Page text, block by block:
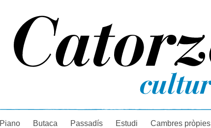
Cercador
Piano Butaca Passadís Estudi Cambres pròpies